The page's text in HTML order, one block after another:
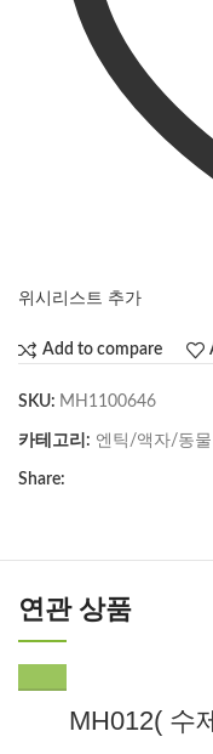
위시리스트 추가
Add to compare
SKU: MH1100646
카테고리: 엔틱/액자/동물
Share:
연관 상품
MH012( 수